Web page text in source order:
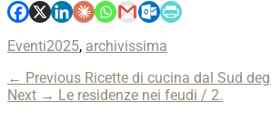
Categories
EventiTags
2025, archivissima
Navigazione
articoli
← Previous Previous
post:
Ricette di cucina dal Sud
Next → Next
Le residenze nei feudi / 2.